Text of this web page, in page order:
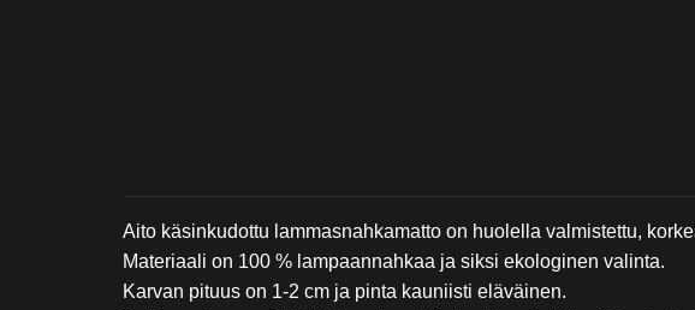
Aito käsinkudottu lammasnahkamatto on huolella valmistettu,
Materiaali on 100 % lampaannahkaa ja siksi ekologinen valinta.
Karvan pituus on 1-2 cm ja pinta kauniisti eläväinen.